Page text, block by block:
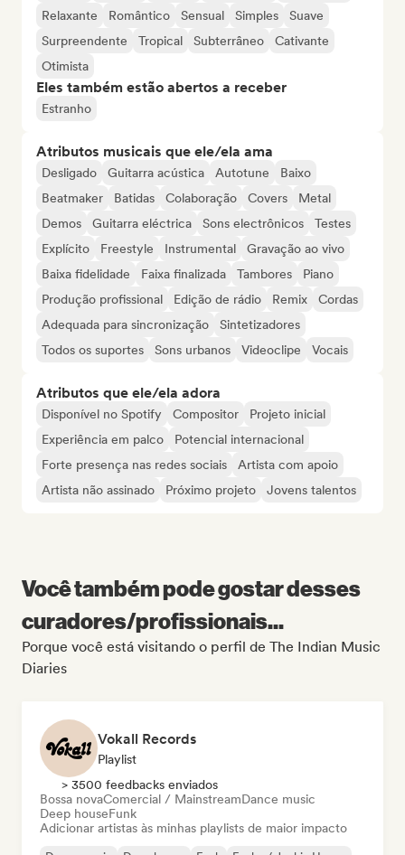
Relaxante
Romântico Sensual Simples
Suave
Surpreendente
Tropical Subterrâneo
Cativante
Otimista
Eles também estão abertos a receber
Estranho
Atributos musicais que ele/ela ama
Desligado Guitarra acústica Autotune
Baixo
Beatmaker
Batidas Colaboração Covers
Metal
Demos
Guitarra eléctrica Sons electrônicos
Testes
Explícito
Freestyle Instrumental
Gravação ao vivo
Baixa fidelidade
Faixa finalizada Tambores
Piano
Produção profissional
Edição de rádio Remix
Cordas
Adequada para sincronização
Sintetizadores
Todos os suportes
Sons urbanos Videoclipe Vocais
Atributos que ele/ela adora
Disponível no Spotify Compositor
Projeto inicial
Experiência em palco
Potencial internacional
Forte presença nas redes sociais
Artista com apoio
Artista não assinado
Próximo projeto Jovens talentos
Você também pode gostar desses
curadores/profissionais...
Porque você está visitando o perfil de The Indian Music
Diaries
Vokall Records
Playlist
> 3500 feedbacks enviados
Bossa novaComercial / MainstreamDance music
Deep houseFunk
Adicionar artistas às minhas playlists de maior impacto